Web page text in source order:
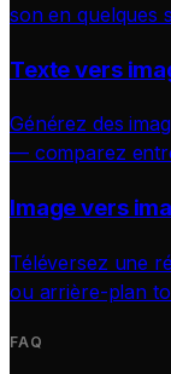
son en quelques
Texte vers
Générez des
— comparez
Image vers
Téléversez une
ou arrière-plan
FAQ